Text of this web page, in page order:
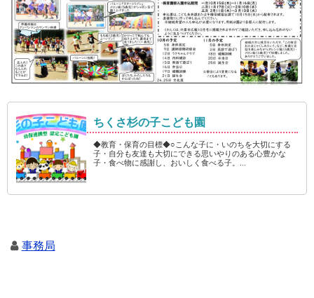
ちくさ杉の子こども園
◆教育・保育の目標◆○こんな子に・いのちを大切にする
子・自分も友達も大切にできる思いやりのある心豊かな
子・食べ物に感謝し、おいしく食べる子。...
事務局